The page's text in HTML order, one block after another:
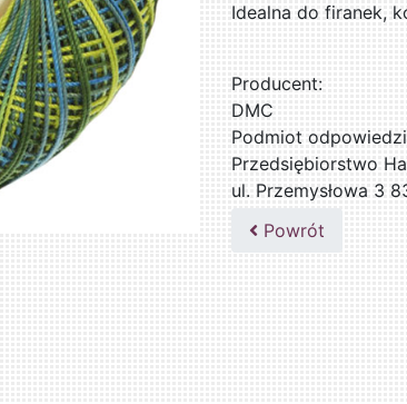
Idealna do firanek,
Producent:
DMC
Podmiot
Przedsiębiorstwo
ul. Przemysłowa 3
509076255
Powrót